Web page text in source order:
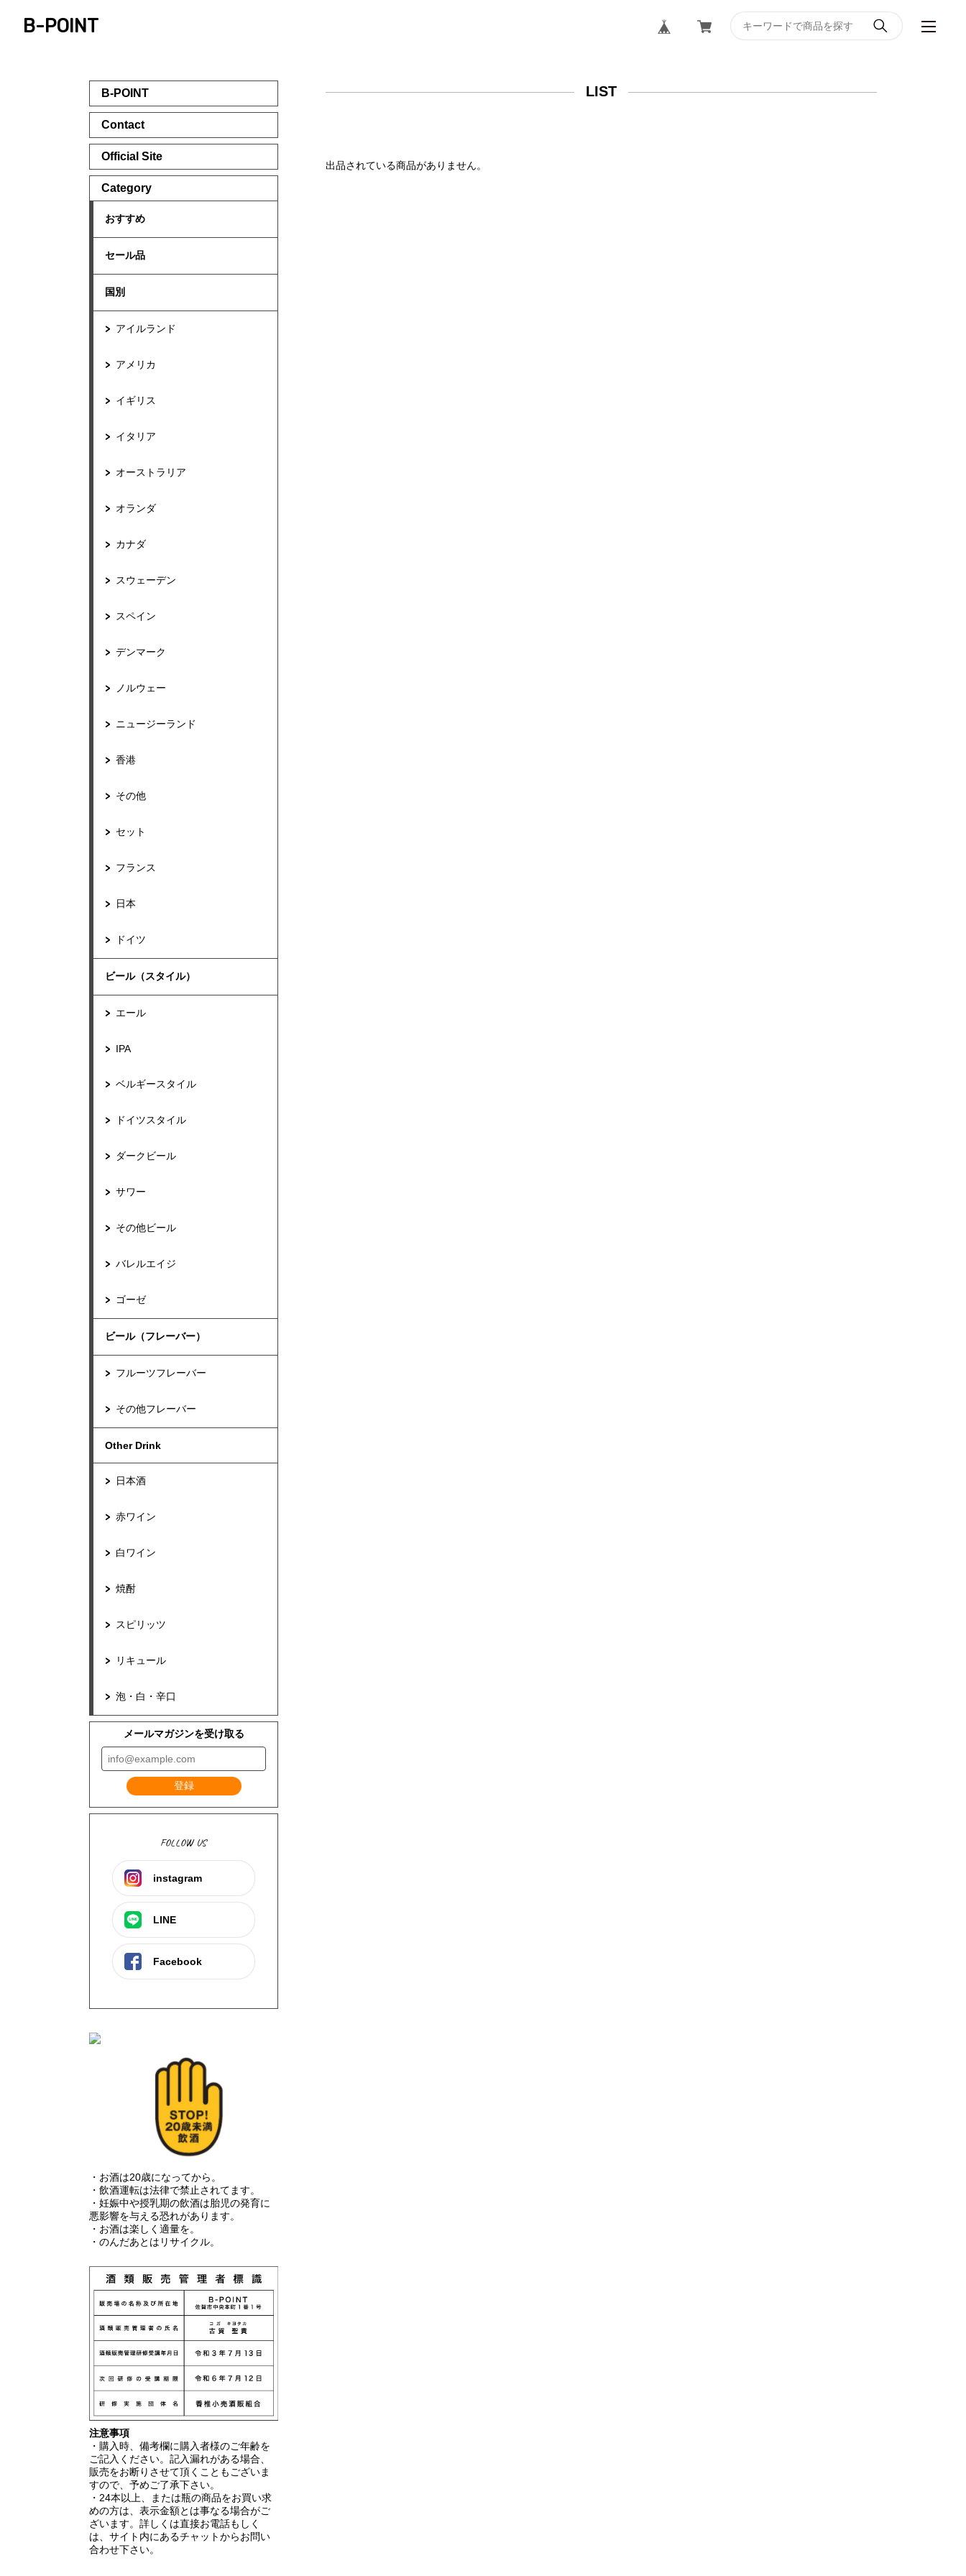
B-POINT
B-POINT
Contact
Official Site
Category
おすすめ
セール品
国別
アイルランド
アメリカ
イギリス
イタリア
オーストラリア
オランダ
カナダ
スウェーデン
スペイン
デンマーク
ノルウェー
ニュージーランド
香港
その他
セット
フランス
日本
ドイツ
ビール（スタイル）
エール
IPA
ベルギースタイル
ドイツスタイル
ダークビール
サワー
その他ビール
バレルエイジ
ゴーゼ
ビール（フレーバー）
フルーツフレーバー
その他フレーバー
Other Drink
日本酒
赤ワイン
白ワイン
焼酎
スピリッツ
リキュール
泡・白・辛口
メールマガジンを受け取る
登録
FOLLOW US
instagram
LINE
Facebook
・お酒は20歳になってから。
・飲酒運転は法律で禁止されてます。
・妊娠中や授乳期の飲酒は胎児の発育に
悪影響を与える恐れがあります。
・お酒は楽しく適量を。
・のんだあとはリサイクル。
注意事項
・購入時、備考欄に購入者様のご年齢を
ご記入ください。記入漏れがある場合、
販売をお断りさせて頂くこともございま
すので、予めご了承下さい。
・24本以上、または瓶の商品をお買い求
めの方は、表示金額とは事なる場合がご
ざいます。詳しくは直接お電話もしく
は、サイト内にあるチャットからお問い
合わせ下さい。
LIST
出品されている商品がありません。